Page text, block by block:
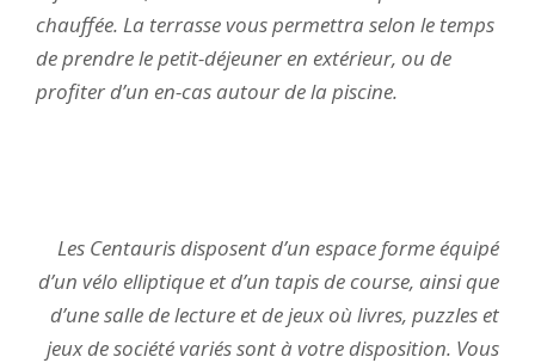
chauffée. La terrasse vous permettra selon le temps
de prendre le petit-déjeuner en extérieur, ou de
profiter d’un en-cas autour de la piscine.
Les Centauris disposent d’un espace forme équipé
d’un vélo elliptique et d’un tapis de course, ainsi que
d’une salle de lecture et de jeux où livres, puzzles et
jeux de société variés sont à votre disposition. Vous